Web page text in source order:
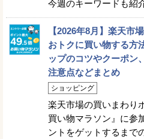
今週のキーワードも紹
【2026年8月】楽天市
おトクに買い物する方
ップのコツやクーポン
注意点などまとめ
ショッピング
楽天市場の買いまわり
買い物マラソン』に参
ントをゲットするまで